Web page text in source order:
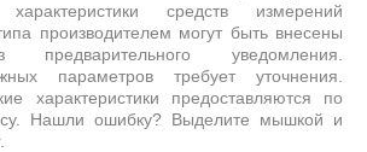
средств измерений
производителем могут быть внесены
уведомления.
параметров требует уточнения.
характеристики предоставляются по
Нашли ошибку? Выделите мышкой и